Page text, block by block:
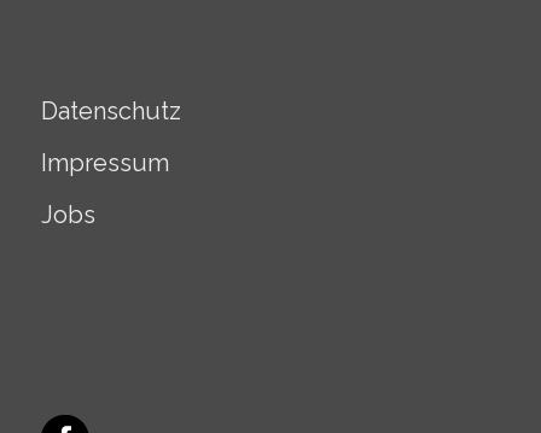
Datenschutz
Impressum
Jobs